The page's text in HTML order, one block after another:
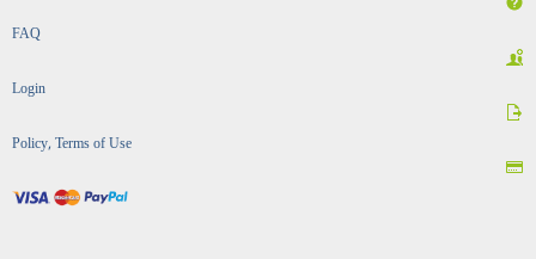
FAQ
Login
Policy, Terms of Use